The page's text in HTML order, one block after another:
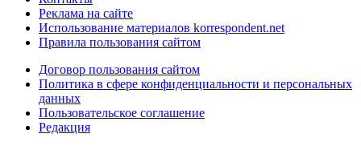
Реклама на сайте
Использование материалов korrespondent.net
Правила пользования сайтом
Договор пользования сайтом
Политика в сфере конфиденциальности и персональных
данных
Пользовательское соглашение
Редакция